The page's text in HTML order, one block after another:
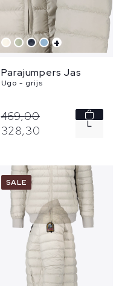
+
Parajumpers Jas
Ugo - grijs
469,00
328,30 L
SALE